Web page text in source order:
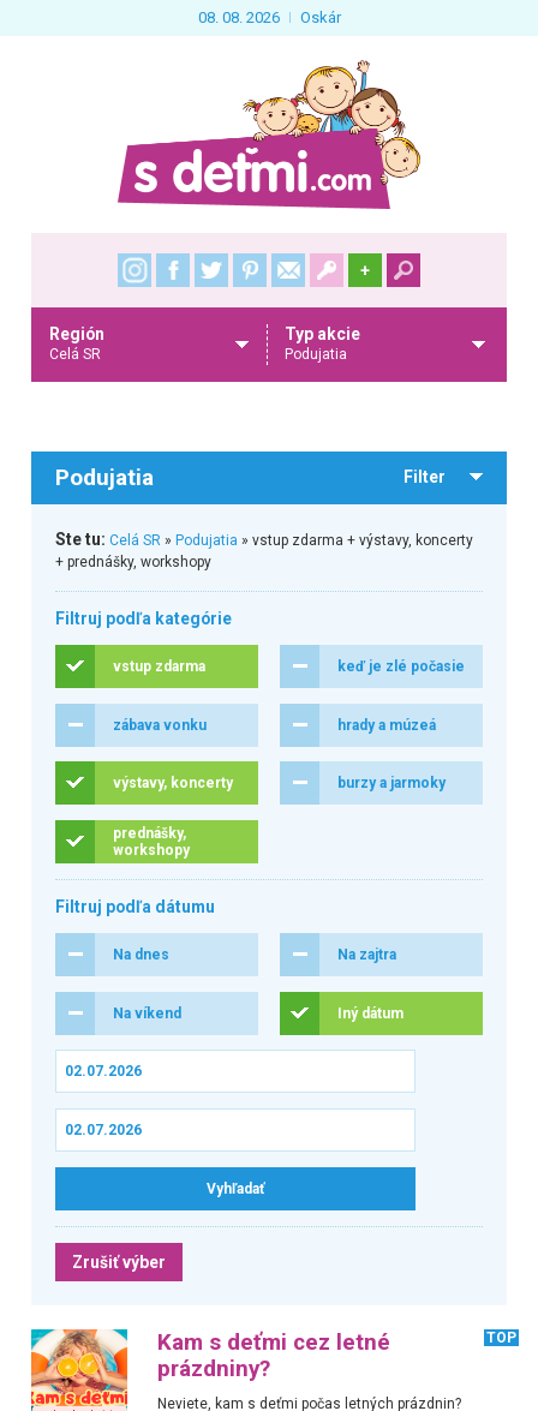
08. 08. 2026 Oskár
+
Región
Celá SR
Typ akcie
Podujatia
Podujatia Filter
Ste tu: Celá SR» Podujatia » vstup zdarma + výstavy, koncerty
+ prednášky, workshopy
Filtruj podľa kategórie
vstup zdarma keď je zlé počasie
zábava vonku hrady a múzeá
výstavy, koncerty burzy a jarmoky
prednášky,
workshopy
Filtruj podľa dátumu
Na dnes Na zajtra
Na víkend Iný dátum
Zrušiť výber
Kam s deťmi cez letné
prázdniny?
TOP
Neviete, kam s deťmi počas letných prázdnin?